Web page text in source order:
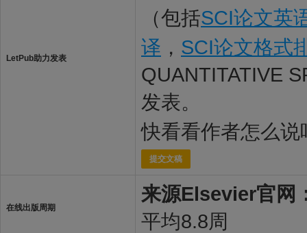
LetPub助力发表
（包括SCI论文英
译 ， SCI论文格式
QUANTITATIVE
发表。
快看看作者怎么说
提交文稿
在线出版周期
来源Elsevier官网
平均8.8周